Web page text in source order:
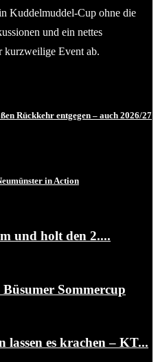
Kuddelmuddel-Cup ohne die
und ein nettes
kurzweilige Event ab.
Rückkehr entgegen – auch 2026/27
in Action
und holt den 2....
Sommercup
es krachen – KT...